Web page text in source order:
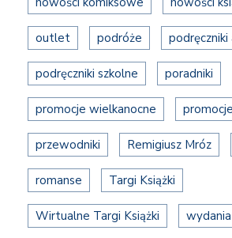
outlet podróże podręczniki
podręczniki szkolne poradniki
promocje wielkanocne
przewodniki Remigiusz Mróz
romanse Targi Książki
Wirtualne Targi Książki